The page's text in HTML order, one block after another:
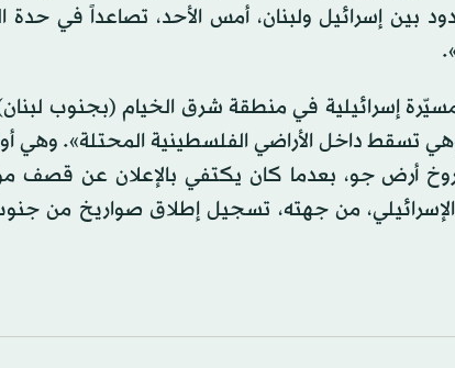
بين إسرائيل ولبنان، أمس الأحد، تصاعداً في حدة
مسيّرة إسرائيلية في منطقة شرق الخيام (بجنوب
تسقط داخل الأراضي الفلسطينية المحتلة». وهي
أرض جو، بعدما كان يكتفي بالإعلان عن قصف
من جهته، تسجيل إطلاق صواريخ من جنوب